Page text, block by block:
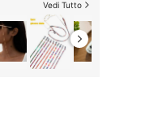
Vedi Tutto